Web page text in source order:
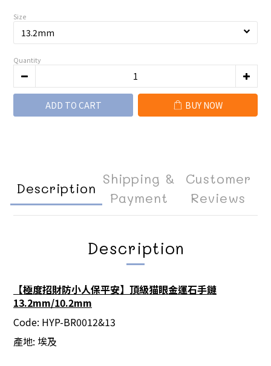
Size
Quantity
ADD TO CART BUY NOW
Description
Shipping &
Payment
Customer
Reviews
Description
【極度招財防小人保平安】頂級猫眼金運石手鏈
13.2mm/10.2mm
Code: HYP-BR0012&13
產地: 埃及